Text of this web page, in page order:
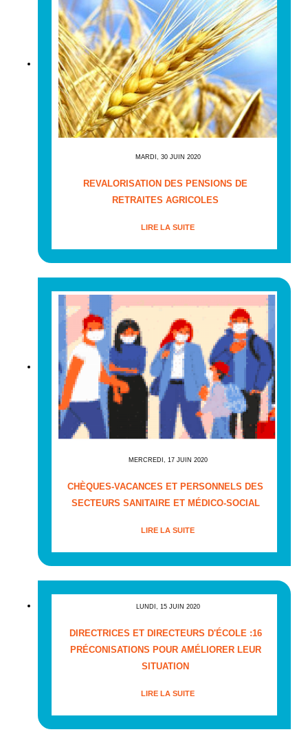
MARDI, 30 JUIN 2020
REVALORISATION DES PENSIONS DE
RETRAITES AGRICOLES
LIRE LA SUITE
MERCREDI, 17 JUIN 2020
CHÈQUES-VACANCES ET PERSONNELS DES
SECTEURS SANITAIRE ET MÉDICO-SOCIAL
LIRE LA SUITE
LUNDI, 15 JUIN 2020
DIRECTRICES ET DIRECTEURS D'ÉCOLE :16
PRÉCONISATIONS POUR AMÉLIORER LEUR
SITUATION
LIRE LA SUITE